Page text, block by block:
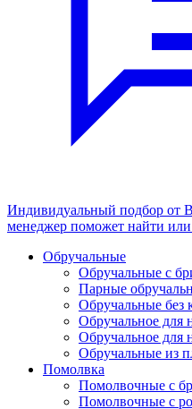
Индивидуальный подбор от
менеджер поможет найти или
Обручальные
Обручальные с
Парные
Обручальные без
Обручальное для
Обручальное для
Обручальные из
Помолвка
Помолвочные с
Помолвочные с